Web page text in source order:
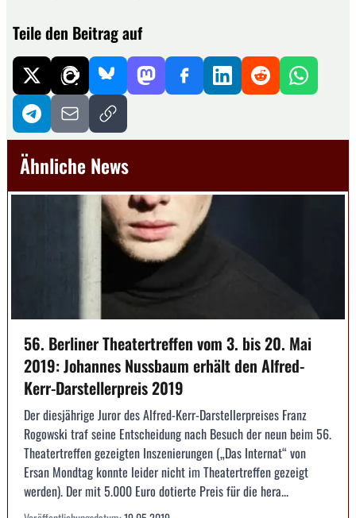
Teile den Beitrag auf
Ähnliche News
56. Berliner Theatertreffen vom 3. bis 20. Mai
2019: Johannes Nussbaum erhält den Alfred-
Kerr-Darstellerpreis 2019
Der diesjährige Juror des Alfred-Kerr-Darstellerpreises Franz
Rogowski traf seine Entscheidung nach Besuch der neun beim 56.
Theatertreffen gezeigten Inszenierungen („Das Internat“ von
Ersan Mondtag konnte leider nicht im Theatertreffen gezeigt
werden). Der mit 5.000 Euro dotierte Preis für die hera...